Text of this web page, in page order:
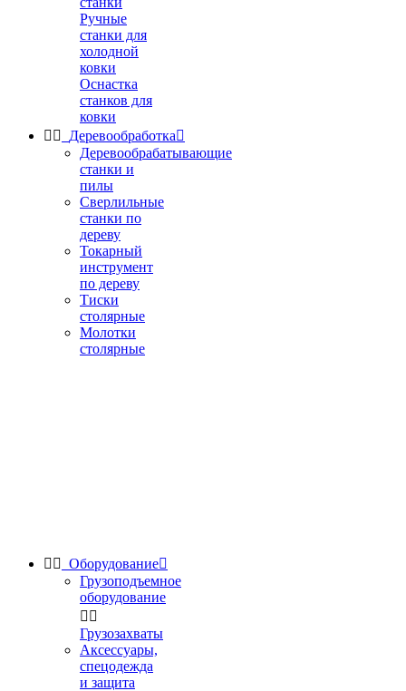
Ручные
станки для
холодной
ковки
Оснастка
станков для
ковки
  Деревообработка
Деревообрабатывающие
станки и
пилы
Сверлильные
станки по
дереву
Токарный
инструмент
по дереву
Тиски
столярные
Молотки
столярные
  Оборудование
Грузоподъемное
оборудование
 
Грузозахваты
Аксессуары,
спецодежда
и защита